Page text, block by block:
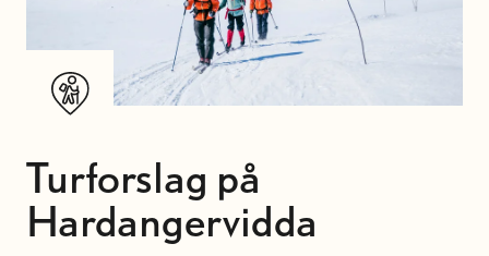
Turforslag på
Hardangervidda